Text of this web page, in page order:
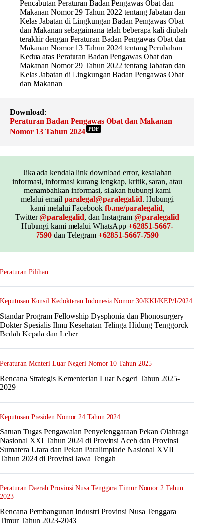
Pencabutan Peraturan Badan Pengawas Obat dan
Makanan Nomor 29 Tahun 2022 tentang Jabatan dan
Kelas Jabatan di Lingkungan Badan Pengawas Obat
dan Makanan sebagaimana telah beberapa kali diubah
terakhir dengan Peraturan Badan Pengawas Obat dan
Makanan Nomor 13 Tahun 2024 tentang Perubahan
Kedua atas Peraturan Badan Pengawas Obat dan
Makanan Nomor 29 Tahun 2022 tentang Jabatan dan
Kelas Jabatan di Lingkungan Badan Pengawas Obat
dan Makanan
Download:
Peraturan Badan Pengawas Obat dan Makanan
Nomor 13 Tahun 2024 PDF
Jika ada kendala link download error, kesalahan
informasi, informasi kurang lengkap, kritik, saran, atau
menambahkan informasi, silakan hubungi kami
melalui emailparalegal@paralegal.id. Hubungi
kami melalui Facebook fb.me/paralegalid,
Twitter@paralegalid, dan Instagram@paralegalid
Hubungi kami melalui WhatsApp+62851-5667-
7590dan Telegram +62851-5667-7590
Peraturan Pilihan
Keputusan Konsil Kedokteran Indonesia Nomor 30/KKI/KEP/I/2024
Standar Program Fellowship Dysphonia dan Phonosurgery
Dokter Spesialis Ilmu Kesehatan Telinga Hidung Tenggorok
Bedah Kepala dan Leher
Peraturan Menteri Luar Negeri Nomor 10 Tahun 2025
Rencana Strategis Kementerian Luar Negeri Tahun 2025-
2029
Keputusan Presiden Nomor 24 Tahun 2024
Satuan Tugas Pengawalan Penyelenggaraan Pekan Olahraga
Nasional XXI Tahun 2024 di Provinsi Aceh dan Provinsi
Sumatera Utara dan Pekan Paralimpiade Nasional XVII
Tahun 2024 di Provinsi Jawa Tengah
Peraturan Daerah Provinsi Nusa Tenggara Timur Nomor 2 Tahun
2023
Rencana Pembangunan Industri Provinsi Nusa Tenggara
Timur Tahun 2023-2043